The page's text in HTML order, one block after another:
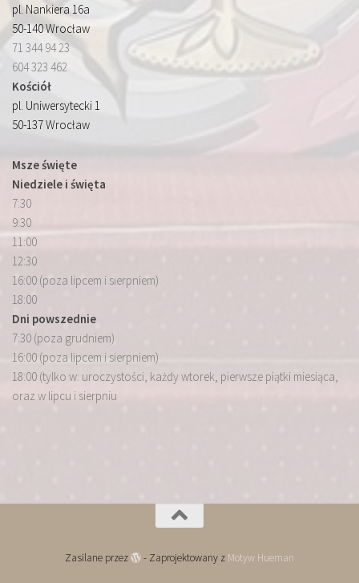
pl. Nankiera 16a
50-140 Wrocław
71 344 94 23
604 323 462
Kościół
pl. Uniwersytecki 1
50-137 Wrocław
Msze święte
Niedziele i święta
7:30
9:30
11:00
12:30
16:00 (poza lipcem i sierpniem)
18:00
Dni powszednie
7:30 (poza grudniem)
16:00 (poza lipcem i sierpniem)
18:00 (tylko w: uroczystości, każdy wtorek, pierwsze piątki miesiąca,
oraz w lipcu i sierpniu
Zasilane przez - Zaprojektowany z Motyw Hueman